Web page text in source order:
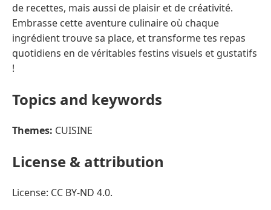
de recettes, mais aussi de plaisir et de créativité.
Embrasse cette aventure culinaire où chaque
ingrédient trouve sa place, et transforme tes repas
quotidiens en de véritables festins visuels et gustatifs
!
Topics and keywords
Themes: CUISINE
License & attribution
License: CC BY-ND 4.0.